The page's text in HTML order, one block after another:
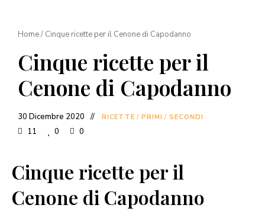
Home/ Cinque ricette per il Cenone di Capodanno
Cinque ricette per il
Cenone di Capodanno
30 Dicembre 2020 RICETTE / PRIMI / SECONDI
11 0 0
Cinque ricette per il
Cenone di Capodanno